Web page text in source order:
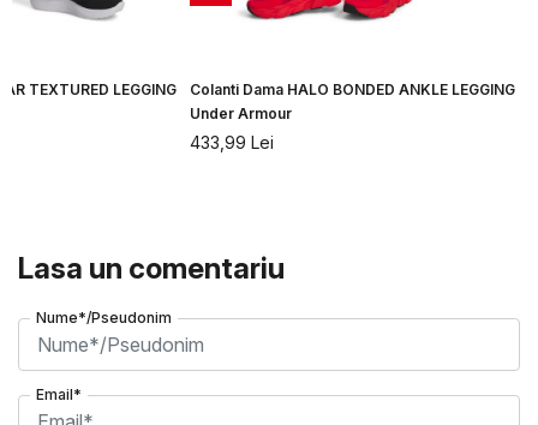
TEXTURED LEGGING
Colanti Dama HALO BONDED ANKLE LEGGING
Under Armour
433,99 Lei
Lasa un comentariu
Nume*/Pseudonim
Email*